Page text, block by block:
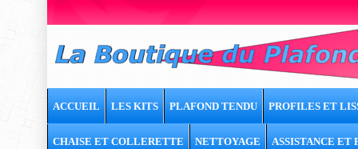
ACCUEIL LES KITS PLAFOND TENDU PROFILES ET
CHAISE ET COLLERETTE NETTOYAGE ASSISTANCE ET